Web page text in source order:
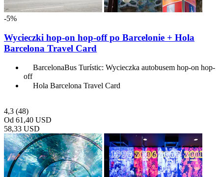
-5%
Wycieczki hop-on hop-off po Barcelonie + Hola
Barcelona Travel Card
BarcelonaBus Turístic: Wycieczka autobusem hop-on hop-
off
Hola Barcelona Travel Card
4,3 (48)
Od 61,40 USD
58,33 USD